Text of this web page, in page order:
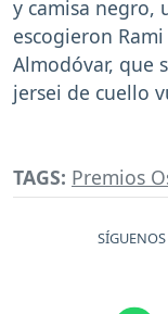
y camisa negro,
escogieron
Almodóvar, que
jersei de cuello
TAGS: Premios